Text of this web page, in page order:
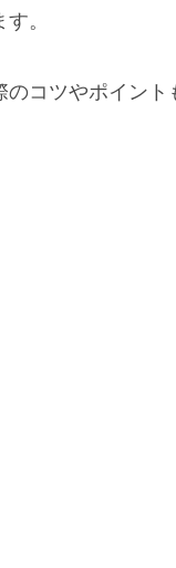
。
コツやポイン